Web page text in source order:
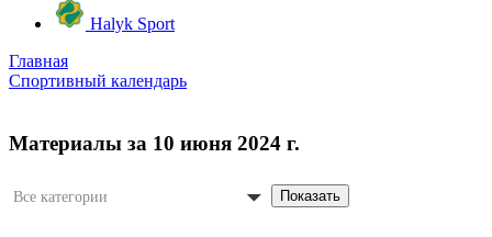
Halyk Sport
Главная
Спортивный календарь
Материалы за 10 июня 2024 г.
Все категории Показать